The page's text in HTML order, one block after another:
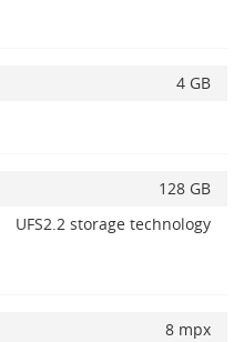
4 GB
128 GB
UFS2.2 storage technology
8 mpx